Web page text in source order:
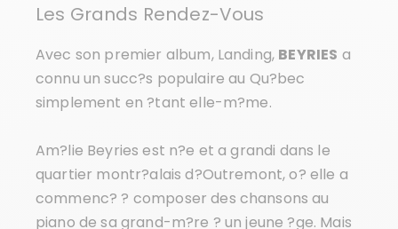
Les Grands Rendez-Vous
Avec son premier album, Landing, BEYRIES a
connu un succ?s populaire au Qu?bec
simplement en ?tant elle-m?me.
Am?lie Beyries est n?e et a grandi dans le
quartier montr?alais d?Outremont, o? elle a
commenc? ? composer des chansons au
piano de sa grand-m?re ? un jeune ?ge. Mais